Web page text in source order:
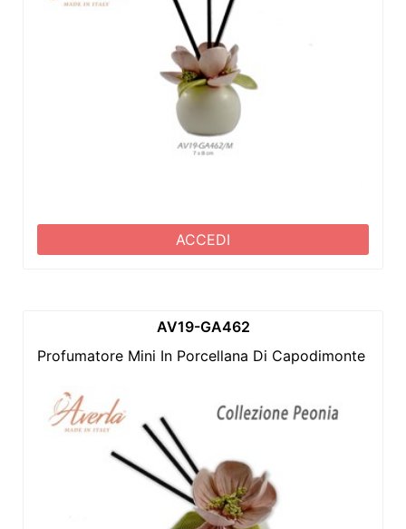
ACCEDI
AV19-GA462
Profumatore Mini In Porcellana Di Capodimonte